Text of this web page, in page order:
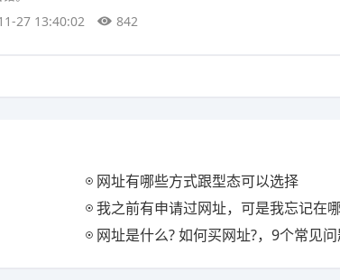
27 13:40:02 842
网址有哪些方式跟型态可以选择
我之前有申请过网址，可是我忘记在哪申请的还
网址是什么? 如何买网址?，9个常见